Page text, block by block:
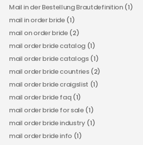
Mail in der Bestellung Brautdefinition(1)
mail in order bride(1)
mail on order bride(2)
mail order bride catalog (1)
mail order bride catalogs(1)
mail order bride countries(2)
mail order bride craigslist (1)
mail order bride faq(1)
mail order bride for sale(1)
mail order bride industry(1)
mail order bride info (1)